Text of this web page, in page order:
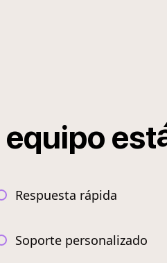
equipo est
Respuesta rápida
Soporte personalizado